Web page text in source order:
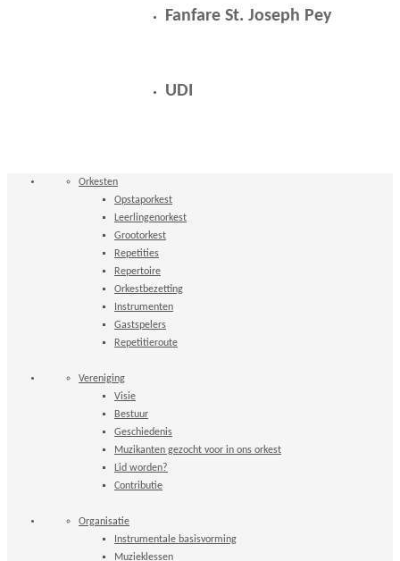
Fanfare St. Joseph Pey
UDI
Orkesten
Opstaporkest
Leerlingenorkest
Grootorkest
Repetities
Repertoire
Orkestbezetting
Instrumenten
Gastspelers
Repetitieroute
Vereniging
Visie
Bestuur
Geschiedenis
Muzikanten gezocht voor in ons orkest
Lid worden?
Contributie
Organisatie
Instrumentale basisvorming
Muzieklessen